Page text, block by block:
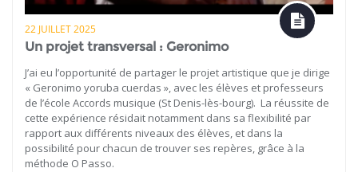
22 JUILLET 2025
Un projet transversal : Geronimo
J’ai eu l’opportunité de partager le projet artistique que je dirige
« Geronimo yoruba cuerdas », avec les élèves et professeurs
de l’école Accords musique (St Denis-lès-bourg). La réussite de
cette expérience résidait notamment dans sa flexibilité par
rapport aux différents niveaux des élèves, et dans la
possibilité pour chacun de trouver ses repères, grâce à la
méthode O Passo.